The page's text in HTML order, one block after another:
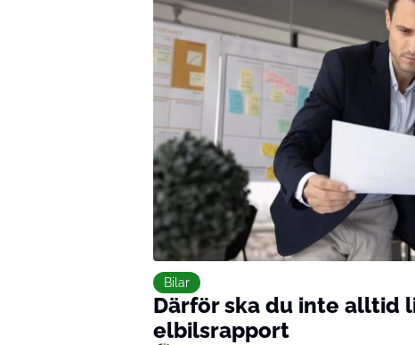
Bilar
Därför ska du inte alltid
elbilsrapport